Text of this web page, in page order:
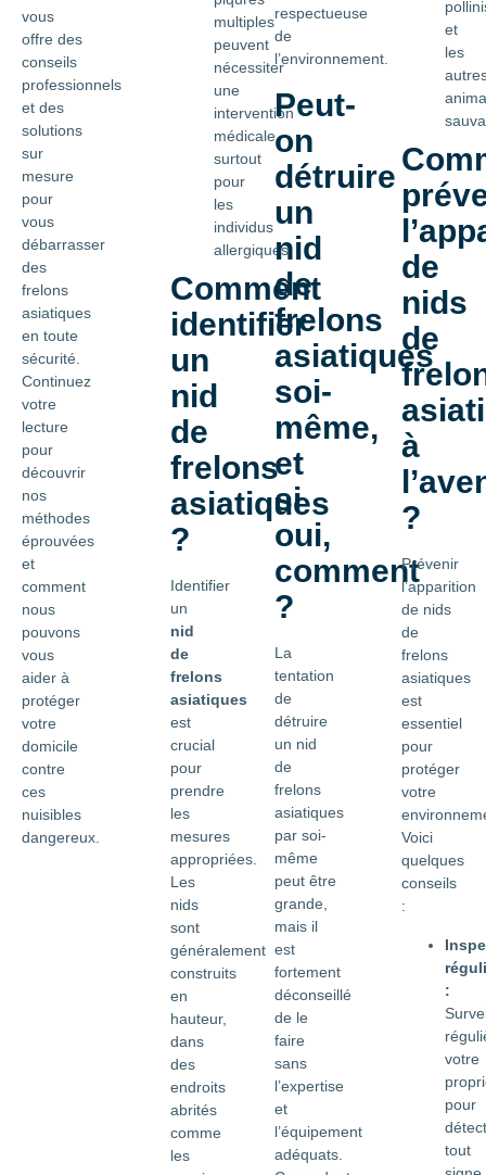
vous
offre des
conseils
professionnels
et des
solutions
sur
mesure
pour
vous
débarrasser
des
frelons
asiatiques
en toute
sécurité.
Continuez
votre
lecture
pour
découvrir
nos
méthodes
éprouvées
et
comment
nous
pouvons
vous
aider à
protéger
votre
domicile
contre
ces
nuisibles
dangereux.
multiples
peuvent
nécessiter
une
intervention
médicale,
surtout
pour
les
individus
allergiques.
Comment
identifier
un
nid
de
frelons
asiatiques
?
Identifier
un
nid
de
frelons
asiatiques
est
crucial
pour
prendre
les
mesures
appropriées.
Les
nids
sont
généralement
construits
en
hauteur,
dans
des
endroits
abrités
comme
les
respectueuse
de
l’environnement.
Peut-
on
détruire
un
nid
de
frelons
asiatiques
soi-
même,
et
si
oui,
comment
?
La
tentation
de
détruire
un nid
de
frelons
asiatiques
par soi-
même
peut être
grande,
mais il
est
fortement
déconseillé
de le
faire
sans
l’expertise
et
l’équipement
adéquats.
et
les
de
nids
de
à
?
Prévenir
l’apparition
de nids
de
frelons
asiatiques
est
essentiel
pour
protéger
votre
Voici
quelques
conseils
:
:
votre
pour
tout